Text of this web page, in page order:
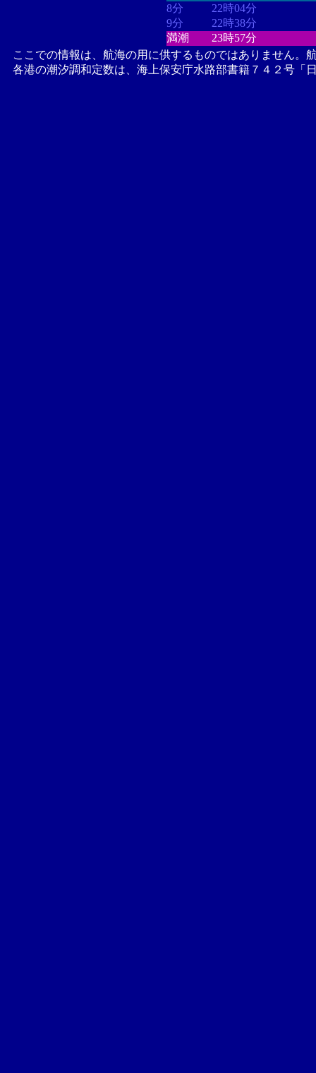
8分
22時04分
9分
22時38分
満潮
23時57分
ここでの情報は、航海の用に供するものではありません。
各港の潮汐調和定数は、海上保安庁水路部書籍７４２号「